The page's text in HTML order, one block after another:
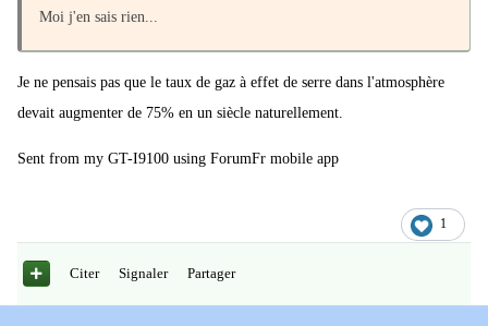
Moi j'en sais rien...
Je ne pensais pas que le taux de gaz à effet de serre dans l'atmosphère
devait augmenter de 75% en un siècle naturellement.
Sent from my GT-I9100 using ForumFr mobile app
1
Citer Signaler Partager